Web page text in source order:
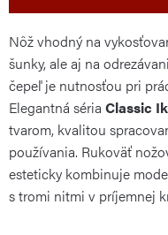
Nôž vhodný na
šunky, ale aj na
čepeľ je nutnosťou pri
Elegantná séria Classic
tvarom, kvalitou
používania. Rukoväť
esteticky kombinuje
s tromi nitmi v príjemnej